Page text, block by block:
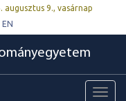
augusztus 9., vasárnap
EN